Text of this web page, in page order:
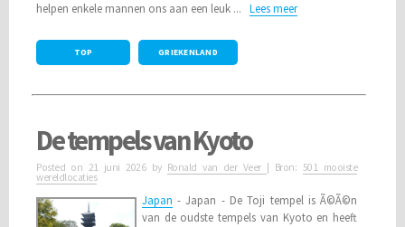
helpen enkele mannen ons aan een leuk ... Lees meer
TOP GRIEKENLAND
De tempels van Kyoto
Posted on 21 juni 2026by Ronald van der Veer | Bron: 501 mooiste
wereldlocaties
Japan - Japan - De Toji tempel is Ã©Ã©n
van de oudste tempels van Kyoto en heeft